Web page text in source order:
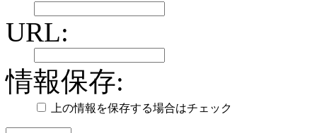
URL:
情報保存:
上の情報を保存する場合はチェック